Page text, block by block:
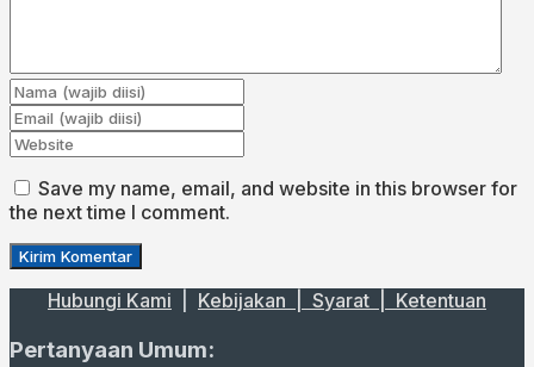
Save my name, email, and website in this browser for
the next time I comment.
Hubungi Kami Kebijakan | Syarat Ketentuan
Pertanyaan Umum: